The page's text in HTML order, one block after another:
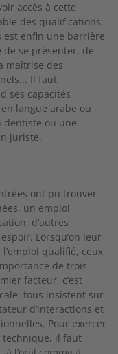
accès à cette
des qualifications.
est enfin une barrière
se présenter, de
maîtrise des
Il faut
ses capacités
langue arabe ou
dentiste ou une
juriste.
ont pu trouver
un emploi
d’autres
Lorsqu’on leur
qualifié, ceux
de trois
facteur, c’est
tous insistent sur
d’interactions et
Pour exercer
technique, il faut